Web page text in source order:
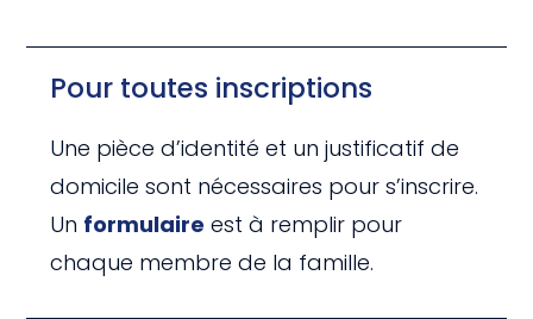
Pour toutes inscriptions
Une pièce d’identité et un justificatif de
domicile sont nécessaires pour s’inscrire.
Un formulaire est à remplir pour
chaque membre de la famille.